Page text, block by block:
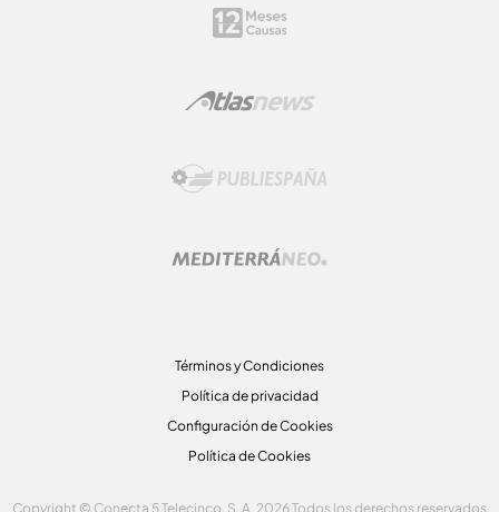
Términos y Condiciones
Política de privacidad
Configuración de Cookies
Política de Cookies
Copyright © Conecta 5 Telecinco, S. A. 2026 Todos los derechos reservados